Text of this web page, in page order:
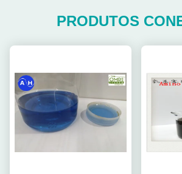
PRODUTOS